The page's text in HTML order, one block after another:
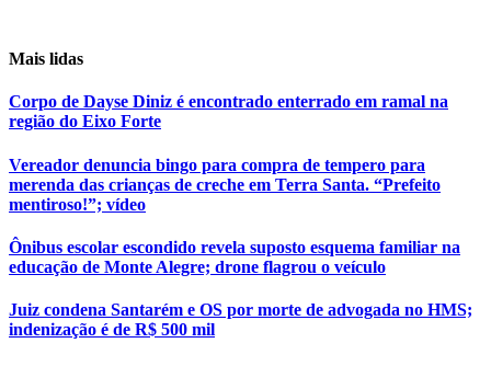
Mais lidas
Corpo de Dayse Diniz é encontrado enterrado em ramal na
região do Eixo Forte
Vereador denuncia bingo para compra de tempero para
merenda das crianças de creche em Terra Santa. “Prefeito
mentiroso!”; vídeo
Ônibus escolar escondido revela suposto esquema familiar na
educação de Monte Alegre; drone flagrou o veículo
Juiz condena Santarém e OS por morte de advogada no HMS;
indenização é de R$ 500 mil